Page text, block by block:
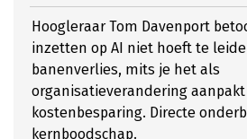
Hoogleraar Tom Davenport
inzetten op AI niet hoeft te
banenverlies, mits je het als
organisatieverandering
kostenbesparing. Directe
kernboodschap.